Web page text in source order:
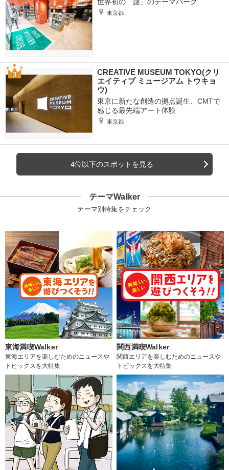
世界初の「謎」のテーマパーク
東京都
CREATIVE MUSEUM TOKYO(クリ
エイティブ ミュージアム トウキョ
ウ)
東京に新たな創造の拠点誕生、CMTで
感じる最先端アート体験
東京都
4位以下のスポットを見る
テーマWalker
テーマ別特集をチェック
東海満喫Walker
東海エリアを楽しむためのニュースや
トピックスを大特集
関西満喫Walker
関西エリアを楽しむためのニュースや
トピックスを大特集